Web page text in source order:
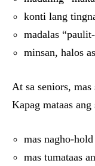
konti lang
madalas
minsan, halos
At sa seniors,
Kapag mataas
mas nagho-
mas tumataas